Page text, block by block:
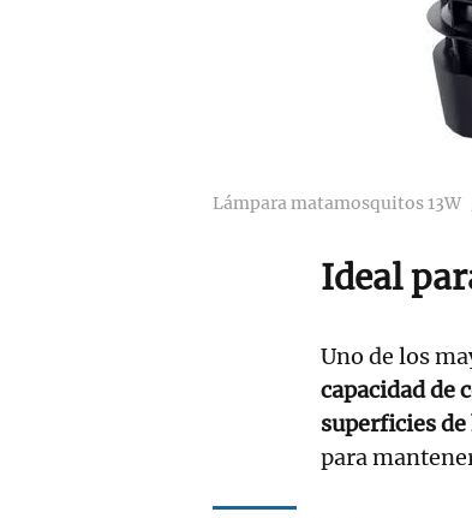
Lámpara matamosquitos 13W
Ideal
Uno de los
capacidad de
superficies
para